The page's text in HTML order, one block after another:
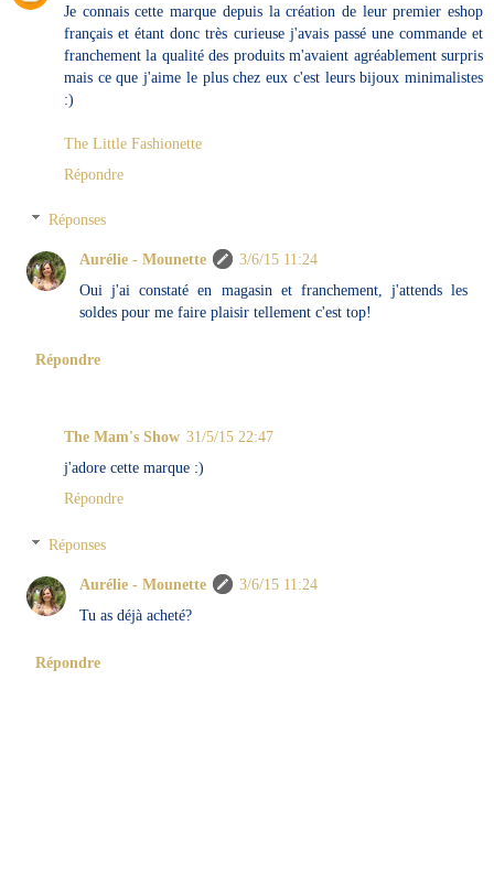
Je connais cette marque depuis la création de leur premier eshop
français et étant donc très curieuse j'avais passé une commande et
franchement la qualité des produits m'avaient agréablement surpris
mais ce que j'aime le plus chez eux c'est leurs bijoux minimalistes
:)
The Little Fashionette
Répondre
Réponses
Aurélie - Mounette
3/6/15 11:24
Oui j'ai constaté en magasin et franchement, j'attends les
soldes pour me faire plaisir tellement c'est top!
Répondre
The Mam's Show 31/5/15 22:47
j'adore cette marque :)
Répondre
Réponses
Aurélie - Mounette
3/6/15 11:24
Tu as déjà acheté?
Répondre